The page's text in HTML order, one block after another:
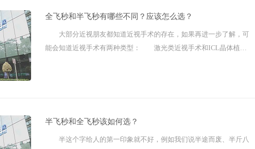
全飞秒和半飞秒有哪些不同？应该怎么选？
大部分近视朋友都知道近视手术的存在，如果再进一步了解，可
能会知道近视手术有两种类型： 激光类近视手术和ICL晶体植入
半飞秒和全飞秒该如何选？
半这个字给人的第一印象就不好，例如我们说半途而废、半斤八